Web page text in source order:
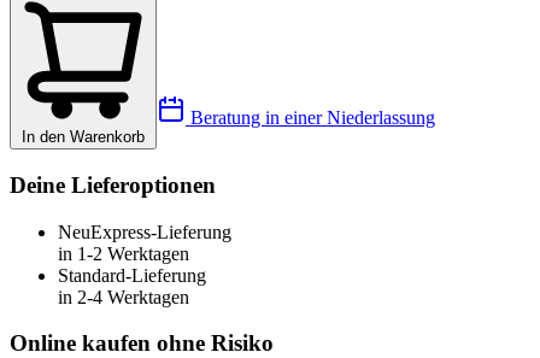
In den Warenkorb
Beratung in einer Niederlassung
Deine Lieferoptionen
NeuExpress-Lieferung
in 1-2 Werktagen
Standard-Lieferung
in 2-4 Werktagen
Online kaufen ohne Risiko